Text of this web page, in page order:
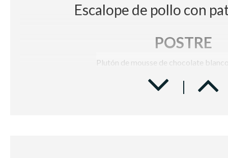
Escalope de pollo con
POSTRE
Plutón de mousse de chocolate
BODEGA